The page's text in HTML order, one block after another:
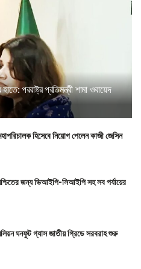
পররাষ্ট্র প্রতিমন্ত্রী শামা ওবায়েদ
হিসেবে নিয়োগ পেলেন কাজী জেসিন
জন্য ভিআইপি-সিআইপি সহ সব পর্যায়ের
ঘনফুট গ্যাস জাতীয় গ্রিডে সরবরাহ শুরু